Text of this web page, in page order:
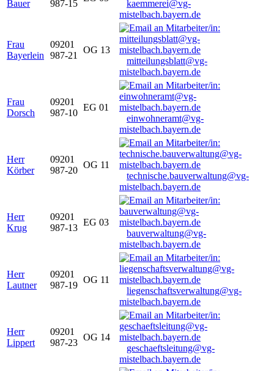
Bauer
987-15
kaemmerei@vg-
mistelbach.bayern.de
Frau
Bayerlein
09201
987-21
OG 13
mitteilungsblatt@vg-
mistelbach.bayern.de
Frau
Dorsch
09201
987-10
EG 01
einwohneramt@vg-
mistelbach.bayern.de
Herr
Körber
09201
987-20
OG 11
technische.bauverwaltung@vg-
mistelbach.bayern.de
Herr
Krug
09201
987-13
EG 03
bauverwaltung@vg-
mistelbach.bayern.de
Herr
Lautner
09201
987-19
OG 11
liegenschaftsverwaltung@vg-
mistelbach.bayern.de
Herr
Lippert
09201
987-23
OG 14
geschaeftsleitung@vg-
mistelbach.bayern.de